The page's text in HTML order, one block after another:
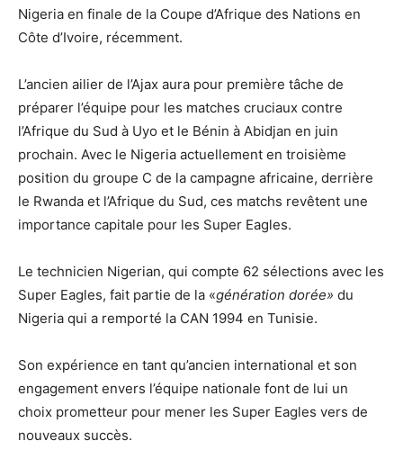
Nigeria en finale de la Coupe d’Afrique des Nations en
Côte d’Ivoire, récemment.
L’ancien ailier de l’Ajax aura pour première tâche de
préparer l’équipe pour les matches cruciaux contre
l’Afrique du Sud à Uyo et le Bénin à Abidjan en juin
prochain. Avec le Nigeria actuellement en troisième
position du groupe C de la campagne africaine, derrière
le Rwanda et l’Afrique du Sud, ces matchs revêtent une
importance capitale pour les Super Eagles.
Le technicien Nigerian, qui compte 62 sélections avec les
Super Eagles, fait partie de la «génération dorée» du
Nigeria qui a remporté la CAN 1994 en Tunisie.
Son expérience en tant qu’ancien international et son
engagement envers l’équipe nationale font de lui un
choix prometteur pour mener les Super Eagles vers de
nouveaux succès.